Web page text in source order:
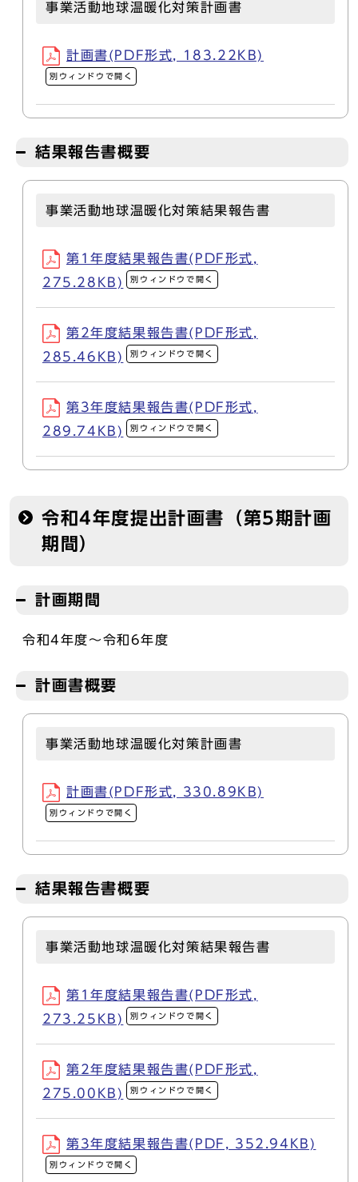
事業活動地球温暖化対策計画書
計画書(PDF形式, 183.22KB)
別ウィンドウで開く
結果報告書概要
事業活動地球温暖化対策結果報告書
第1年度結果報告書(PDF形式,
275.28KB)
別ウィンドウで開く
第2年度結果報告書(PDF形式,
285.46KB)
別ウィンドウで開く
第3年度結果報告書(PDF形式,
289.74KB)
別ウィンドウで開く
令和4年度提出計画書（第5期計画
期間）
計画期間
令和4年度～令和6年度
計画書概要
事業活動地球温暖化対策計画書
計画書(PDF形式, 330.89KB)
別ウィンドウで開く
結果報告書概要
事業活動地球温暖化対策結果報告書
第1年度結果報告書(PDF形式,
273.25KB)
別ウィンドウで開く
第2年度結果報告書(PDF形式,
275.00KB)
別ウィンドウで開く
第3年度結果報告書(PDF, 352.94KB)
別ウィンドウで開く